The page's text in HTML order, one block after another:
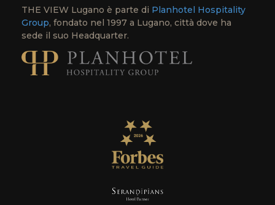
THE VIEW Lugano è parte di Planhotel Hospitality
Group, fondato nel 1997 a Lugano, città dove ha
sede il suo Headquarter.